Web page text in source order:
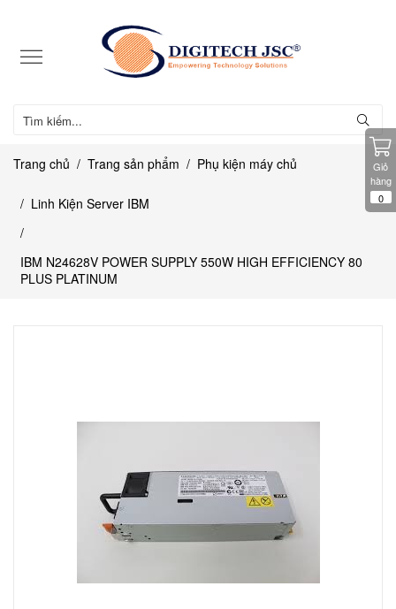
Giỏ
hàng
0
Trang chủ Trang sản phẩm Phụ kiện máy chủ
Linh Kiện Server IBM
IBM N24628V POWER SUPPLY 550W HIGH EFFICIENCY 80
PLUS PLATINUM